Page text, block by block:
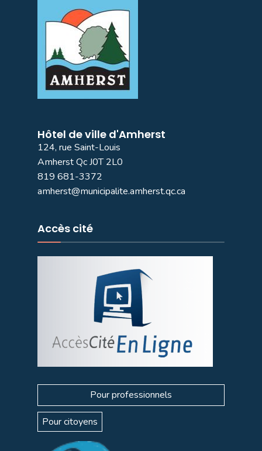
Hôtel de ville d'Amherst
124, rue Saint-Louis
Amherst Qc J0T 2L0
819 681-3372
amherst@municipalite.amherst.qc.ca
Accès cité
Pour professionnels
Pour citoyens